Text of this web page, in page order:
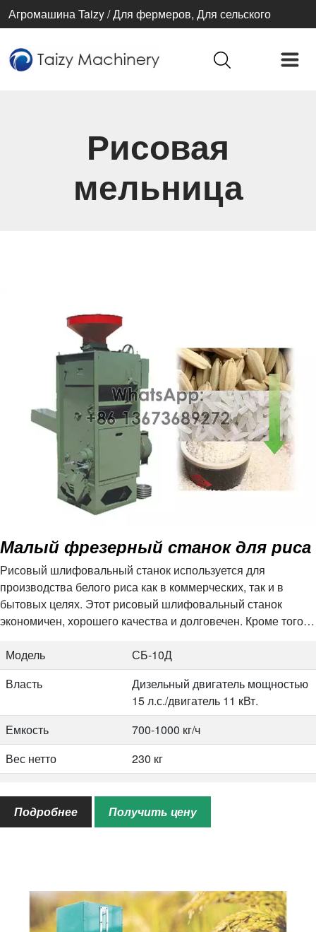
Агромашина Taizy / Для фермеров, Для сельского
Рисовая
мельница
Малый фрезерный станок для риса
Рисовый шлифовальный станок используется для
производства белого риса как в коммерческих, так и в
бытовых целях. Этот рисовый шлифовальный станок
экономичен, хорошего качества и долговечен. Кроме того,
электродвигателем или дизельным двигателем. В отличие
от риса…
Модель
СБ-10Д
Власть
Дизельный двигатель мощностью
15 л.с./двигатель 11 кВт.
Емкость
700-1000 кг/ч
Вес нетто
230 кг
Общий размер
760*730*1735 мм
Подробнее Получить цену